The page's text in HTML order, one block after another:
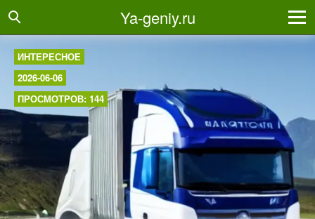
Ya-geniy.ru
ИНТЕРЕСНОЕ
2026-06-06
ПРОСМОТРОВ: 144